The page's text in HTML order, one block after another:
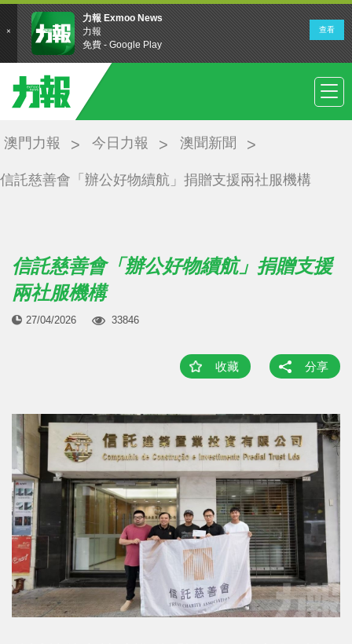
澳門力報 今日力報 澳聞新聞
信託慈善會「辦公好物續航」捐贈支援兩社服機構
信託慈善會「辦公好物續航」捐贈支援
兩社服機構
27/04/2026 33846
收藏 分享